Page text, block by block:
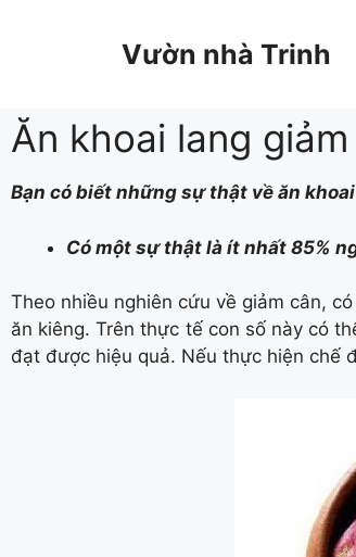
Vườn nhà Trinh
Ăn khoai lang
Bạn có biết những sự thật về ăn
Có một sự thật là ít nhất 85%
Theo nhiều nghiên cứu về giảm cân,
ăn kiêng. Trên thực tế con số này có
đạt được hiệu quả. Nếu thực hiện chế